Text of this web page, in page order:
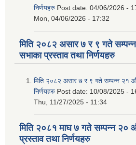
निर्णयहरु Post date: 04/06/2026 -
Mon, 04/06/2026 - 17:32
मिति २०८२ असार ७ र ९ गते
सभाका प्रस्ताव तथा निर्णयहरु
मिति २०८२ असार ७ र ९ गते सम्पन्न २१
निर्णयहरु Post date: 10/08/2025 -
Thu, 11/27/2025 - 11:34
मिति २०८१ माघ ७ गते सम्पन्न २०
प्रस्ताव तथा निर्णयहरु